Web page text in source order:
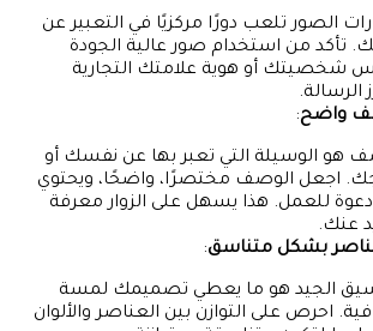
الصور تلعب دورًا مركزيًا في التعبير عن
تأكد من استخدام صور عالية الجودة
شخصيتك أو هوية علامتك التجارية
الرسالة.
واضح:
هو الوسيلة التي تعبر بها عن نفسك أو
اجعل الوصف مختصرًا، واضحًا، ويحتوي
للعمل. هذا يسهل على الزوار معرفة
عنك.
بشكل متناسق:
الجيد هو ما يعطي تصميمك لمسة
احرص على التوازن بين العناصر والألوان